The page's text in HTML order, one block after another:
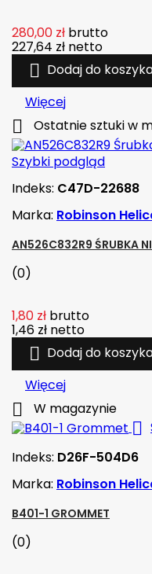
280,00 zł brutto
227,64 zł netto
 Dodaj do
Więcej
 Ostatnie sztuki w
Szybki podgląd
Indeks: C47D-22688
Marka: Robinson
AN526C832R9 ŚRUBKA
(0)
1,80 zł brutto
1,46 zł netto
 Dodaj do
Więcej
 W magazynie

Indeks: D26F-504D6
Marka: Robinson
B401-1 GROMMET
(0)